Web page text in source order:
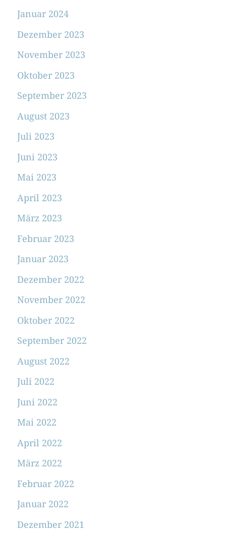
Januar 2024
Dezember 2023
November 2023
Oktober 2023
September 2023
August 2023
Juli 2023
Juni 2023
Mai 2023
April 2023
März 2023
Februar 2023
Januar 2023
Dezember 2022
November 2022
Oktober 2022
September 2022
August 2022
Juli 2022
Juni 2022
Mai 2022
April 2022
März 2022
Februar 2022
Januar 2022
Dezember 2021